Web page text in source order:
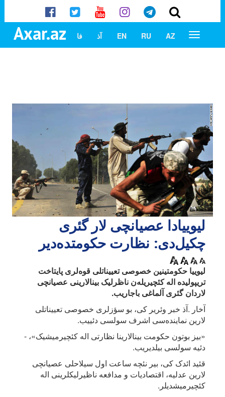
Axar.az AZ
RU
EN آذ فا
لیوییادا عصیانچی لار گئری
چکیل‌دی: نظارت حکومتده‌دیر
لیوییا حکومتینین خصوصی تعییناتلی قوه‌لری پایتاخت
تریپولیده اله کئچیریله‌ن ناظرلیک بینالارینی عصیانچی
لاردان گئری آلماغی باجاریب.
آخار .آذ خبر وئریر کی، بو سؤزلری خصوصی تعییناتلی
لارین نماینده‌سی اشرف سولسی دئییب.
«بیز بوتون حکومت بینالارینا نظارتی اله کئچیرمیشیک»، -
دئیه سولسی بیلدیریب.
قئید ائدک کی، بیر نئچه ساعت اول سیلاحلی عصیانچی
لارین عدلیه، اقتصادیات و مدافعه ناظیرلیکلرینی اله
کئچیرمیشدیلر.